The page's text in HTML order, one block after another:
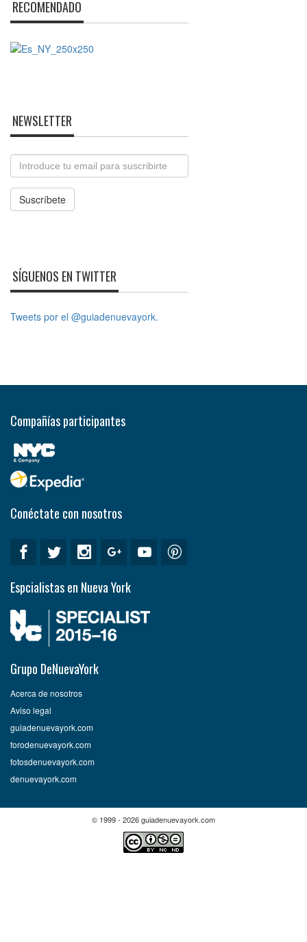
RECOMENDADO
NEWSLETTER
Email
Suscríbete
SÍGUENOS EN TWITTER
Tweets por el @guiadenuevayork.
Compañías participantes
Conéctate con nosotros
Espcialistas en Nueva York
Grupo DeNuevaYork
Acerca de nosotros
Aviso legal
guiadenuevayork.com
forodenuevayork.com
fotosdenuevayork.com
denuevayork.com
© 1999 - 2026 guiadenuevayork.com